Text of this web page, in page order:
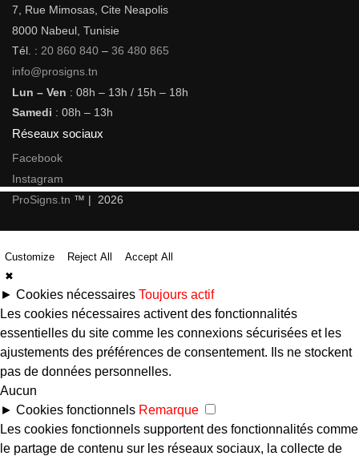
7, Rue Mimosas, Cite Neapolis
8000 Nabeul, Tunisie
Tél. : 20 860 840 – 36 480 865
info@prosigns.tn
Lun – Ven : 08h – 13h / 15h – 18h
Samedi : 08h – 13h
Réseaux sociaux
Facebook
Instagram
ProSigns.tn ™ | 2026
Customize Reject All
Accept All
✖
► Cookies nécessaires Toujours actif
Les cookies nécessaires activent des fonctionnalités
essentielles du site comme les connexions sécurisées et les
ajustements des préférences de consentement. Ils ne stockent
pas de données personnelles.
Aucun
► Cookies fonctionnels Remarque
Les cookies fonctionnels supportent des fonctionnalités comme
le partage de contenu sur les réseaux sociaux, la collecte de